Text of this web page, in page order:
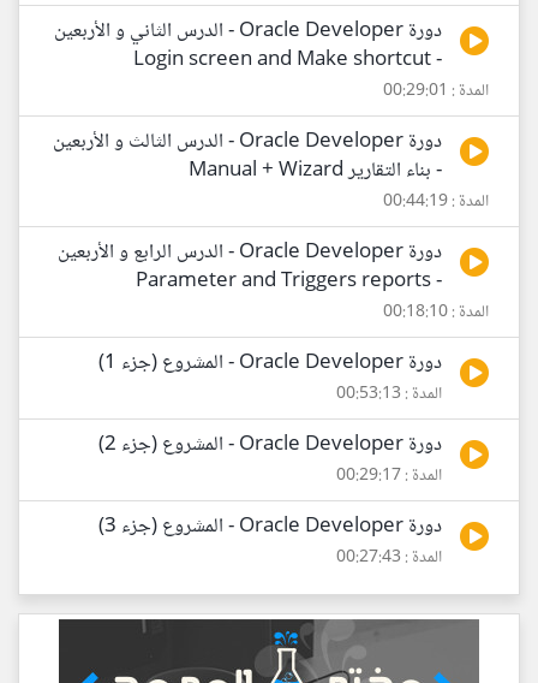
دورة Oracle Developer - الدرس الثاني و الأربعين
- Login screen and Make shortcut
المدة : 00:29:01
دورة Oracle Developer - الدرس الثالث و الأربعين
- بناء التقارير Manual + Wizard
المدة : 00:44:19
دورة Oracle Developer - الدرس الرابع و الأربعين
- Parameter and Triggers reports
المدة : 00:18:10
دورة Oracle Developer - المشروع (جزء 1)
المدة : 00:53:13
دورة Oracle Developer - المشروع (جزء 2)
المدة : 00:29:17
دورة Oracle Developer - المشروع (جزء 3)
المدة : 00:27:43